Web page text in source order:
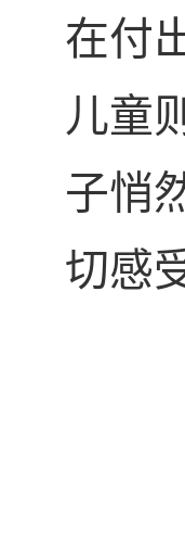
在付
儿童
子悄
切感